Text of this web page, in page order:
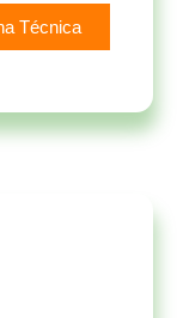
Técnica